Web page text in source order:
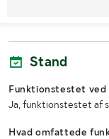
Stand
Funktionstestet
Ja, funktionstestet af
Hvad omfattede